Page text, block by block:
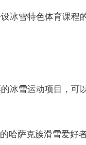
雪特色体育课程
雪运动项目，可
萨克族滑雪爱好